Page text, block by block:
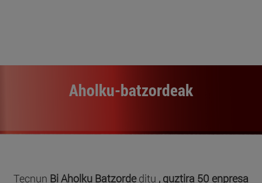
Aholku-batzordeak
Tecnun Bi Aholku Batzordeditu , guztira 50 enpresa